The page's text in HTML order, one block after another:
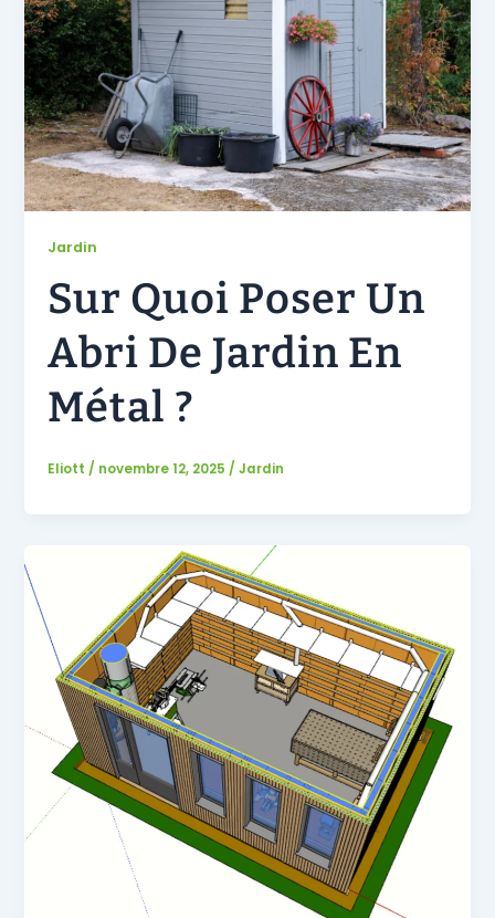
Jardin
Sur Quoi Poser Un
Abri De Jardin En
Métal ?
Eliott / novembre 12, 2025 / Jardin